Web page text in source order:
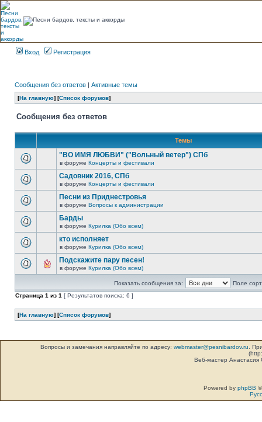
Вход Регистрация
Сообщения без ответов | Активные темы
[На главную] [Список форумов]
Сообщения без ответов
Темы
"ВО ИМЯ ЛЮБВИ" ("Вольный ветер") СПб
в форуме Концерты и фестивали
Садовник 2016, СПб
в форуме Концерты и фестивали
Песни из Приднестровья
в форуме Вопросы к администрации
Барды
в форуме Курилка (Обо всем)
кто исполняет
в форуме Курилка (Обо всем)
Подскажите пару песен!
в форуме Курилка (Обо всем)
Показать сообщения за:
Поле
Страница 1 из 1 [ Результатов поиска: 6 ]
[На главную] [Список форумов]
Вопросы и замечания направляйте по адресу: webmaster@pesnibardov.ru .
Веб-мастер
Powered by phpBB